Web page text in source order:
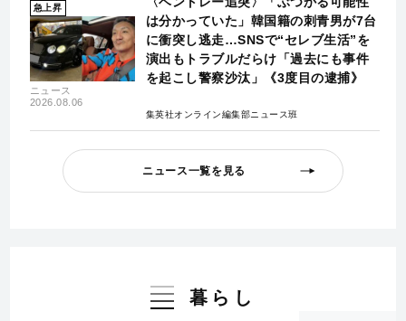
急上昇
ニュース
2026.08.06
は分かっていた」韓国籍の刺青男が7台
に衝突し逃走…SNSで“セレブ生活”を
演出もトラブルだらけ「過去にも事件
を起こし警察沙汰」《3度目の逮捕》
集英社オンライン編集部ニュース班
ニュース一覧を見る
暮らし